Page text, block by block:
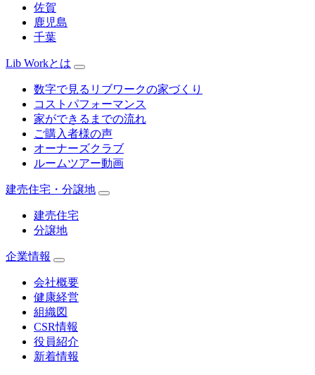
佐賀
鹿児島
千葉
Lib Workとは
数字で見るリブワークの家づくり
コストパフォーマンス
家ができるまでの流れ
ご購入者様の声
オーナーズクラブ
ルームツアー動画
建売住宅・分譲地
建売住宅
分譲地
企業情報
会社概要
健康経営
組織図
CSR情報
役員紹介
新着情報